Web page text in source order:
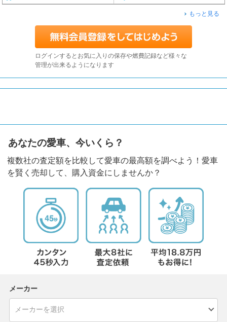
もっと見る
ログインするとお気に入りの保存や燃費記録など様々な
管理が出来るようになります
あなたの愛車、今いくら？
複数社の査定額を比較して愛車の最高額を調べよう！愛車
を賢く売却して、購入資金にしませんか？
メーカー